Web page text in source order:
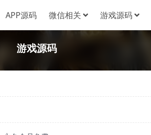
APP源码 微信相关 游戏源码
游戏源码